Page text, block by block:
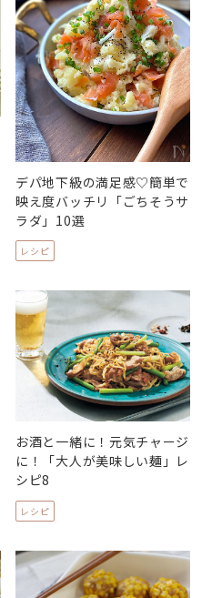
デパ地下級の満足感♡簡単で
映え度バッチリ「ごちそうサ
ラダ」10選
レシピ
お酒と一緒に！元気チャージ
に！「大人が美味しい麺」レ
シピ8
レシピ